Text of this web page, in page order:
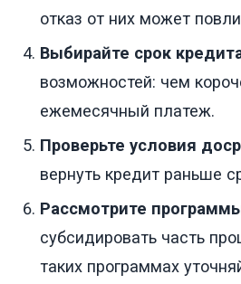
отказ от них может
Выбирайте срок
возможностей: чем
ежемесячный платеж.
Проверьте условия
вернуть кредит раньше
Рассмотрите
субсидировать часть
таких программах